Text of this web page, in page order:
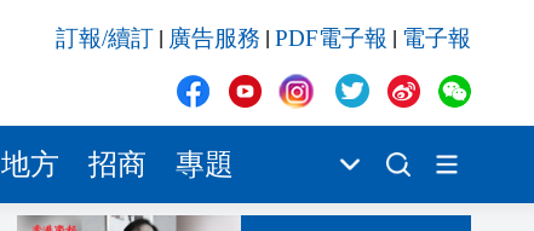
訂報/續訂 廣告服務 PDF電子報 電子報
地方 招商 專題